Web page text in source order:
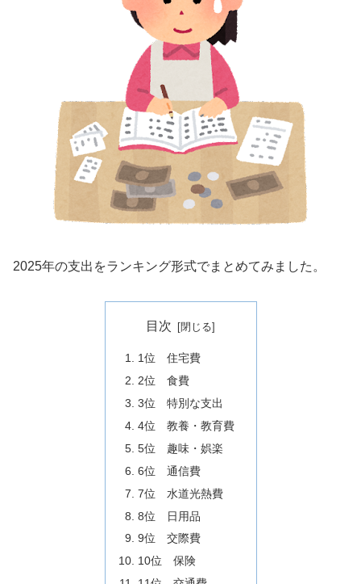
2025年の支出をランキング形式でまとめてみました。
目次
1位 住宅費
2位 食費
3位 特別な支出
4位 教養・教育費
5位 趣味・娯楽
6位 通信費
7位 水道光熱費
8位 日用品
9位 交際費
10位 保険